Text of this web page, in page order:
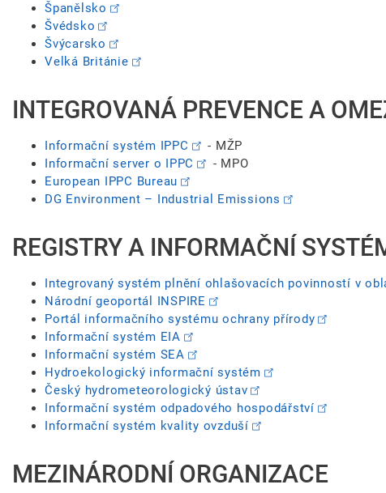
Španělsko
Švédsko
Švýcarsko
Velká Británie
INTEGROVANÁ PREVENCE A
Informační systém IPPC
- MŽP
Informační server o IPPC
- MPO
European IPPC Bureau
DG Environment – Industrial Emissions
REGISTRY A INFORMAČNÍ
Integrovaný systém plnění ohlašovacích povinností v
Národní geoportál INSPIRE
Portál informačního systému ochrany přírody
Informační systém EIA
Informační systém SEA
Hydroekologický informační systém
Český hydrometeorologický ústav
Informační systém odpadového hospodářství
Informační systém kvality ovzduší
MEZINÁRODNÍ ORGANIZACE